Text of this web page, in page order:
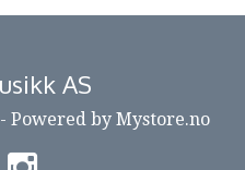
AS
Powered by Mystore.no